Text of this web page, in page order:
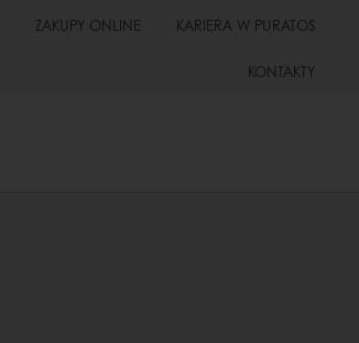
ZAKUPY ONLINE KARIERA W PURATOS
KONTAKTY